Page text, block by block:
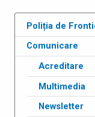
Poliția de
Comunicare
Acreditare
Multimedia
Newsletter